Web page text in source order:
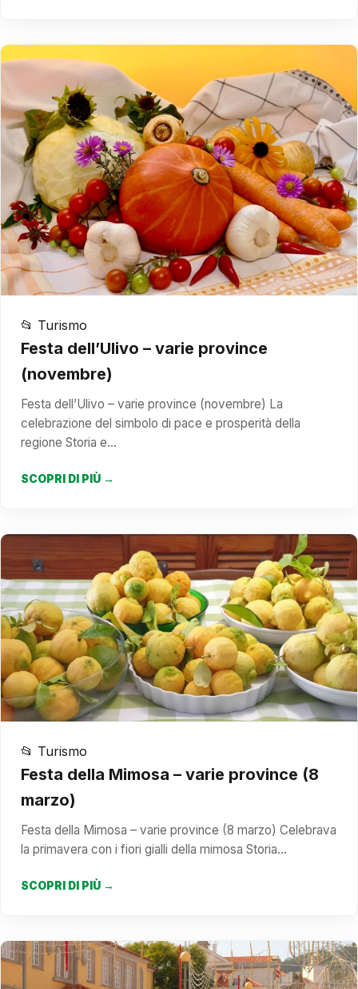
📂 Turismo
Festa dell’Ulivo – varie province
(novembre)
Festa dell’Ulivo – varie province (novembre) La
celebrazione del simbolo di pace e prosperità della
regione Storia e…
SCOPRI DI PIÙ →
📂 Turismo
Festa della Mimosa – varie province (8
marzo)
Festa della Mimosa – varie province (8 marzo) Celebrava
la primavera con i fiori gialli della mimosa Storia…
SCOPRI DI PIÙ →